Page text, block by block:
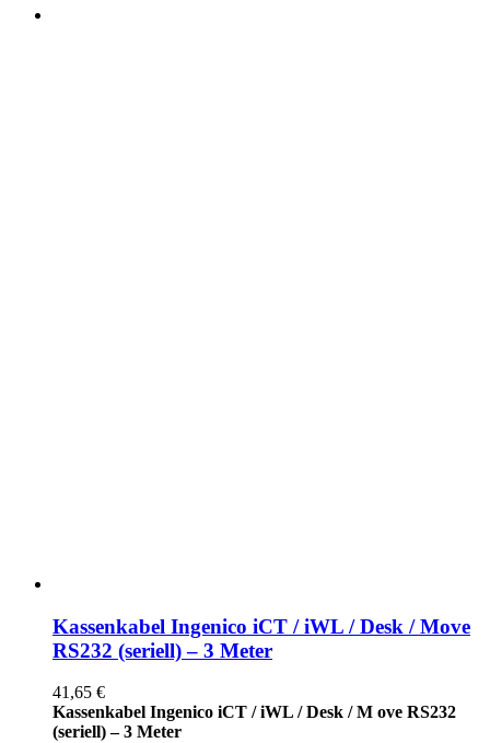
Kassenkabel Ingenico iCT / iWL / Desk / Move
RS232 (seriell) – 3 Meter
41,65 €
Kassenkabel Ingenico iCT / iWL / Desk / M ove RS232
(seriell) – 3 Meter